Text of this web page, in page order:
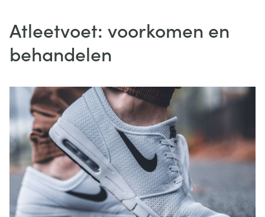
Atleetvoet: voorkomen en
behandelen